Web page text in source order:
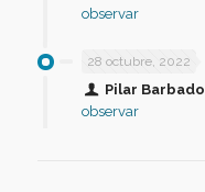
observar
28 octubre, 2022
Pilar Barbado
observar